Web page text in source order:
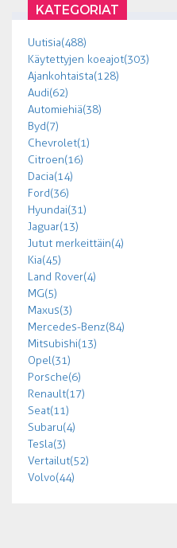
KATEGORIAT
Uutisia (488)
Käytettyjen koeajot (303)
Ajankohtaista (128)
Audi (62)
Automiehiä (38)
Byd (7)
Chevrolet (1)
Citroen (16)
Dacia (14)
Ford (36)
Hyundai (31)
Jaguar (13)
Jutut merkeittäin (4)
Kia (45)
Land Rover (4)
MG (5)
Maxus (3)
Mercedes-Benz (84)
Mitsubishi (13)
Opel (31)
Porsche (6)
Renault (17)
Seat (11)
Subaru (4)
Tesla (3)
Vertailut (52)
Volvo (44)